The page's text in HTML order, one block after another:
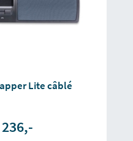
Lite câblé
236,-